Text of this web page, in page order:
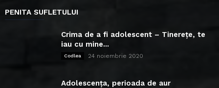
PENITA SUFLETULUI
Crima de a fi adolescent – Tinerețe, te
iau cu mine...
Codlea 24 noiembrie 2020
Adolescența, perioada de aur